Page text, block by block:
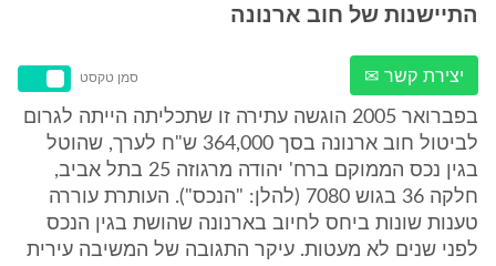
התיישנות של חוב ארנונה
יצירת קשר ✉ סמן טקסט
בפברואר 2005 הוגשה עתירה זו שתכליתה הייתה לגרום
לביטול חוב ארנונה בסך 364,000 ש"ח לערך, שהוטל
בגין נכס הממוקם ברח' יהודה מרגוזה 25 בתל אביב,
חלקה 36 בגוש 7080 (להלן: "הנכס"). העותרת עוררה
טענות שונות ביחס לחיוב בארנונה שהושת בגין הנכס
לפני שנים לא מעטות. עיקר התגובה של המשיבה עירית